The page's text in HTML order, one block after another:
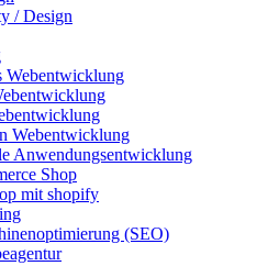
/ Design
Webentwicklung
Webentwicklung
Anwendungsentwicklung
Shop
mit shopify
(SEO)